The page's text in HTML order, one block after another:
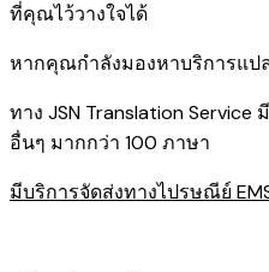
ที่คุณไว้วางใจได้
หากคุณกำลังมองหาบริการแป
ทาง JSN Translation
อื่นๆ มากกว่า 100 ภาษา
มีบริการจัดส่งทางไปรษณีย์